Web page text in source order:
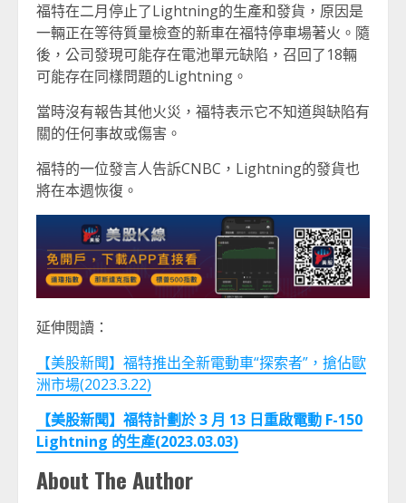
福特在二月停止了Lightning的生產和發貨，原因是
一輛正在等待質量檢查的新車在福特停車場著火。隨
後，公司發現可能存在電池單元缺陷，召回了18輛
可能存在同樣問題的Lightning。
當時沒有報告其他火災，福特表示它不知道與缺陷有
關的任何事故或傷害。
福特的一位發言人告訴CNBC，Lightning的發貨也
將在本週恢復。
延伸閱讀：
【美股新聞】福特推出全新電動車“探索者”，搶佔歐
洲市場(2023.3.22)
【美股新聞】福特計劃於 3 月 13 日重啟電動 F-150
Lightning 的生產(2023.03.03)
About The Author